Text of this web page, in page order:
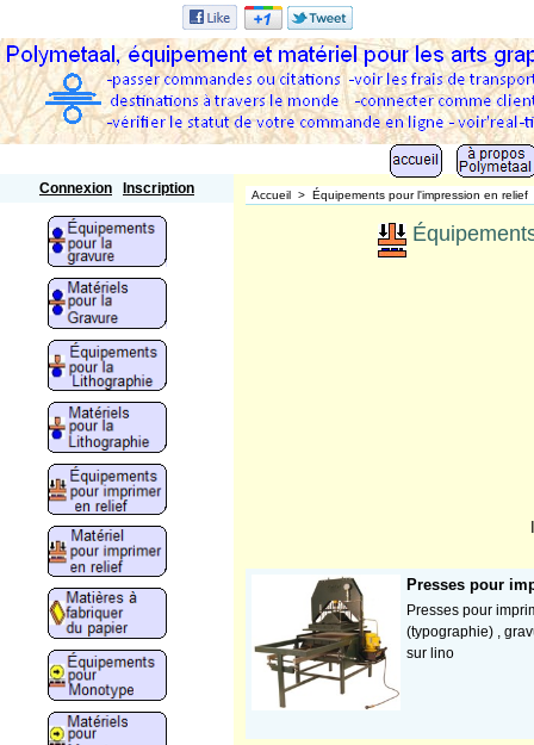
Connexion Inscription Accueil > Équipements pour l'impression en relief
Presses pour
Presses pour
(typographie) ,
sur lino